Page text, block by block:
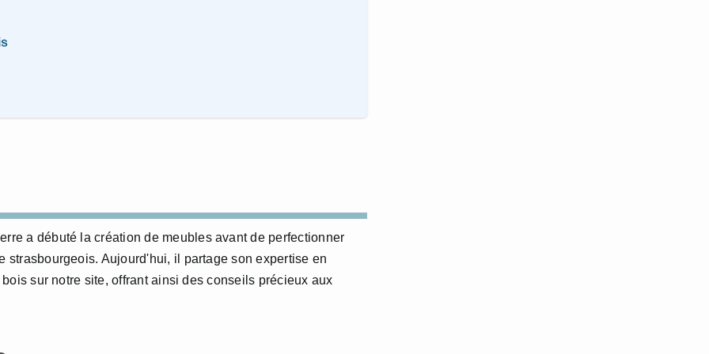
a débuté la création de meubles avant de perfectionner
strasbourgeois. Aujourd'hui, il partage son expertise en
sur notre site, offrant ainsi des conseils précieux aux